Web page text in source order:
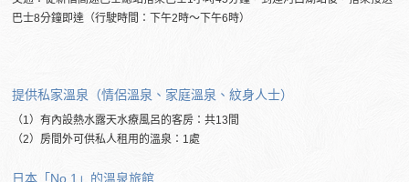
巴士8分鐘即達（行駛時間：下午2時～下午6時）
提供私家溫泉（情侶溫泉、家庭溫泉、紋身人士）
（1）有內設熱水露天水療風呂的客房：共13間
（2）房間外可供私人租用的溫泉：1處
日本「No.1」的溫泉旅館